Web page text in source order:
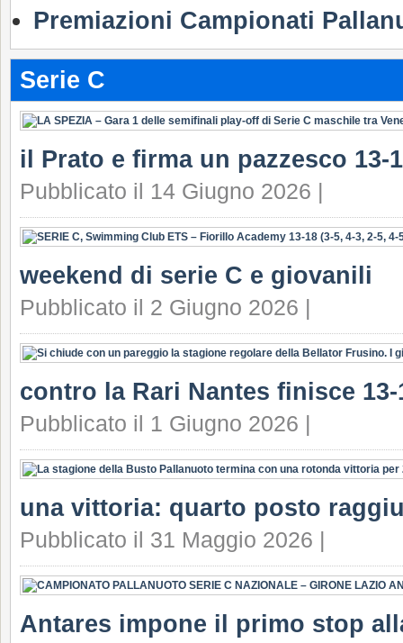
Premiazioni Campionati
Serie C
il Prato e firma un pazzesco 13-
Pubblicato il 14 Giugno 2026 |
weekend di serie C e giovanili
Pubblicato il 2 Giugno 2026 |
contro la Rari Nantes finisce 13-
Pubblicato il 1 Giugno 2026 |
una vittoria: quarto posto
Pubblicato il 31 Maggio 2026 |
Antares impone il primo stop